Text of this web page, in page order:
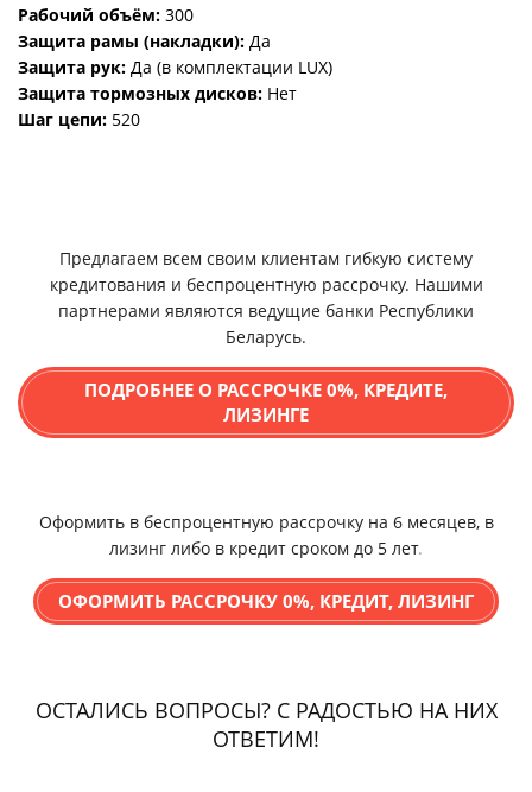
Рабочий объём: 300
Защита рамы (накладки): Да
Защита рук: Да (в комплектации LUX)
Защита тормозных дисков: Нет
Шаг цепи: 520
Предлагаем всем своим клиентам гибкую систему
кредитования и беспроцентную рассрочку. Нашими
партнерами являются ведущие банки Республики
Беларусь.
ПОДРОБНЕЕ О РАССРОЧКЕ 0%, КРЕДИТЕ,
ЛИЗИНГЕ
Оформить в беспроцентную рассрочку на 6 месяцев, в
лизинг либо в кредит сроком до 5 лет.
ОФОРМИТЬ РАССРОЧКУ 0%, КРЕДИТ, ЛИЗИНГ
ОСТАЛИСЬ ВОПРОСЫ? С РАДОСТЬЮ НА НИХ
ОТВЕТИМ!